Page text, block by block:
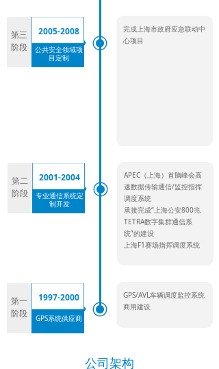
第三
阶段
公共安全领域项
目定制
2005-2008
ꀉ
完成上海市政府应急联动中
心项目
第二
阶段
专业通信系统定
制开发
2001-2004
ꀉ
APEC（上海）首脑峰会高
速数据传输通信/监控指挥
调度系统
承接完成“上海公安800兆
TETRA数字集群通信系
统”的建设
上海F1赛场指挥调度系统
第一
阶段
GPS系统供应商
1997-2000
ꀉ
GPS/AVL车辆调度监控系统
商用建设
公司架构